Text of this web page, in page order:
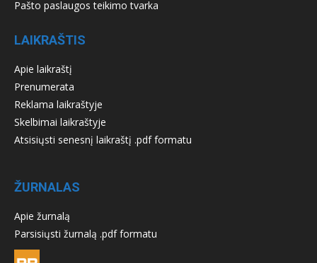
Pašto paslaugos teikimo tvarka
LAIKRAŠTIS
Apie laikraštį
Prenumerata
Reklama laikraštyje
Skelbimai laikraštyje
Atsisiųsti senesnį laikraštį .pdf formatu
ŽURNALAS
Apie žurnalą
Parsisiųsti žurnalą .pdf formatu